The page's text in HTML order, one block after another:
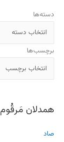
دسته‌ها
برچسب‌ها
همدلان مَرقُوم
صاد